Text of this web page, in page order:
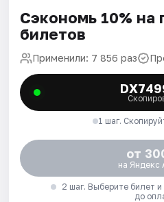
Сэкономь 10% на
билетов
Применили: 7 856 раз
1 шаг.
от
на Яндекс
2 шаг. Выберите билет
до